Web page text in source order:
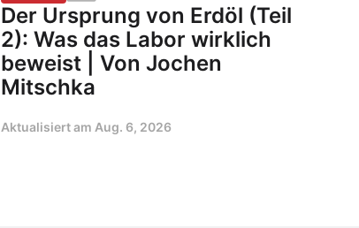
Der Ursprung von Erdöl (Teil
2): Was das Labor wirklich
beweist | Von Jochen
Mitschka
Aktualisiert am Aug. 6, 2026